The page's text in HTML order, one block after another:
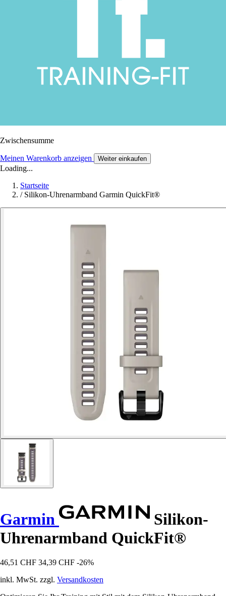
Zwischensumme
Meinen Warenkorb anzeigen Weiter einkaufen
Loading...
Startseite
/ Silikon-Uhrenarmband Garmin QuickFit®
Garmin
Silikon-
Uhrenarmband QuickFit®
46,51 CHF 34,39 CHF -26%
inkl. MwSt. zzgl. Versandkosten